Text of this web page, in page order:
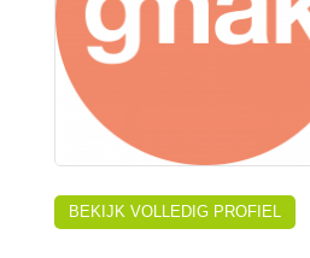
BEKIJK VOLLEDIG PROFIEL